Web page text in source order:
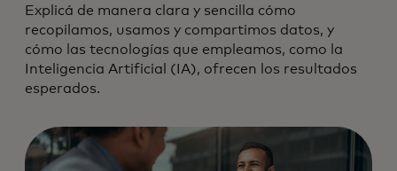
Explicá de manera clara y sencilla cómo
recopilamos, usamos y compartimos datos, y
cómo las tecnologías que empleamos, como la
Inteligencia Artificial (IA), ofrecen los resultados
esperados.